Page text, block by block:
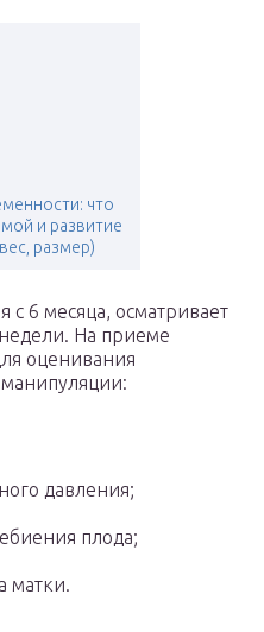
что
и развитие
размер)
6 месяца, осматривает
На приеме
оценивания
давления;
плода;
матки.